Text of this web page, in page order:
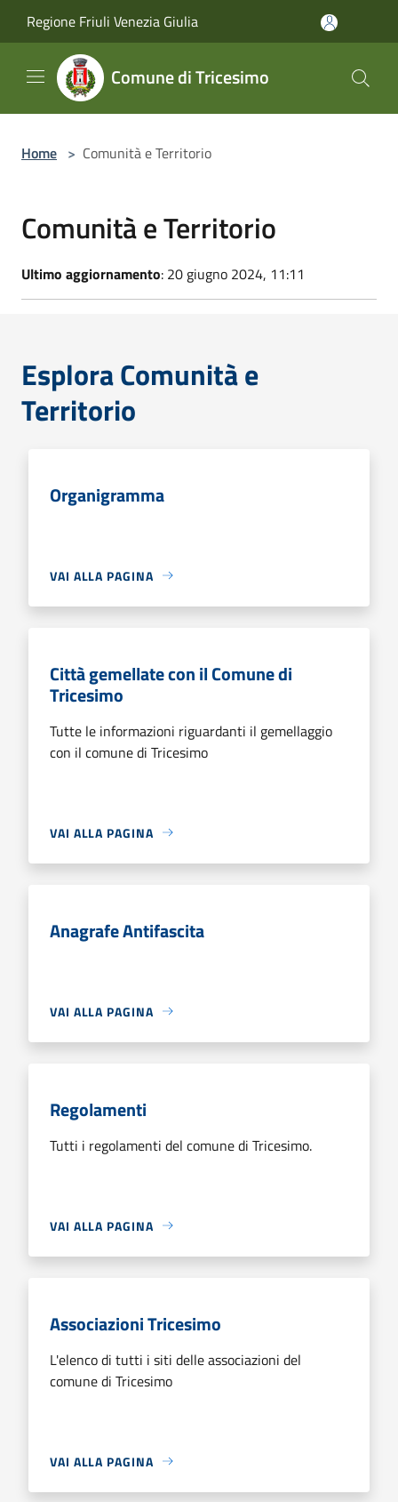
Regione Friuli Venezia Giulia
Comune di Tricesimo
Home > Comunità e Territorio
Comunità e Territorio
Ultimo aggiornamento: 20 giugno 2024, 11:11
Esplora Comunità e
Territorio
Organigramma
VAI ALLA PAGINA
Città gemellate con il Comune di
Tricesimo
Tutte le informazioni riguardanti il gemellaggio
con il comune di Tricesimo
VAI ALLA PAGINA
Anagrafe Antifascita
VAI ALLA PAGINA
Regolamenti
Tutti i regolamenti del comune di Tricesimo.
VAI ALLA PAGINA
Associazioni Tricesimo
L'elenco di tutti i siti delle associazioni del
comune di Tricesimo
VAI ALLA PAGINA